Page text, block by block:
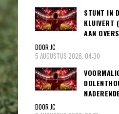
STUNT IN
KLUIVERT
AAN
DOOR JC
5 AUGUSTUS 2026, 04:30
DOOR JC